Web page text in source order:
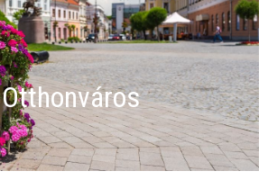
Otthonváros